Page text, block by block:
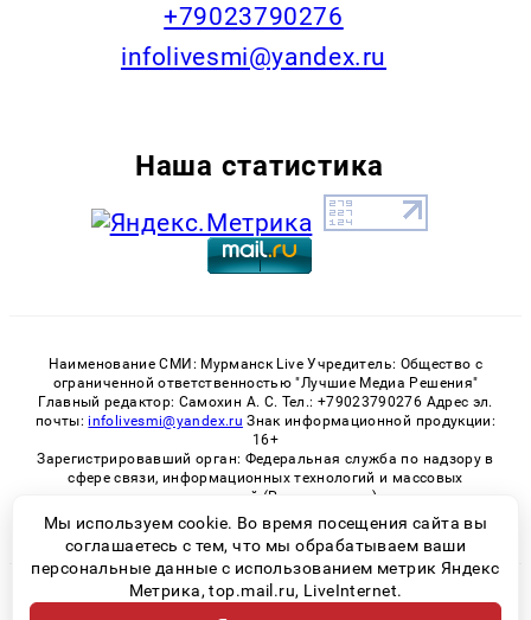
+79023790276
infolivesmi@yandex.ru
Наша статистика
Наименование СМИ: Мурманск Live Учредитель: Общество с
ограниченной ответственностью "Лучшие Медиа Решения"
Главный редактор: Самохин А. С. Тел.: +79023790276 Адрес эл.
почты: infolivesmi@yandex.ru Знак информационной продукции:
16+
Зарегистрировавший орган: Федеральная служба по надзору в
сфере связи, информационных технологий и массовых
коммуникаций (Роскомнадзор)
Регистрационный номер СМИ ЭЛ № ФС 77 - 82534 от 21.01.2022
© 2026 «Murmansk-live» | Все права защищены
Мы используем cookie. Во время посещения сайта вы
соглашаетесь с тем, что мы обрабатываем ваши
персональные данные с использованием метрик Яндекс
Метрика, top.mail.ru, LiveInternet.